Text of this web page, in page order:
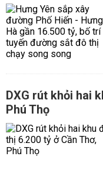
DXG rút khỏi hai
Phú Thọ